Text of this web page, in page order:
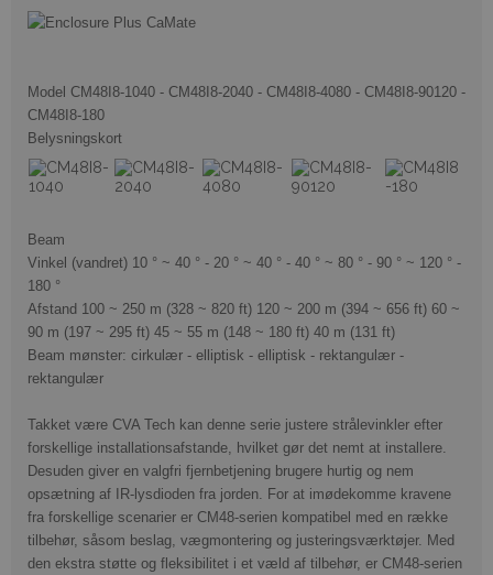
Model CM48I8-1040 - CM48I8-2040 - CM48I8-4080 - CM48I8-90120 -
CM48I8-180
Belysningskort
Beam
Vinkel (vandret) 10 ° ~ 40 ° - 20 ° ~ 40 ° - 40 ° ~ 80 ° - 90 ° ~ 120 ° -
180 °
Afstand 100 ~ 250 m (328 ~ 820 ft) 120 ~ 200 m (394 ~ 656 ft) 60 ~
90 m (197 ~ 295 ft) 45 ~ 55 m (148 ~ 180 ft) 40 m (131 ft)
Beam mønster: cirkulær - elliptisk - elliptisk - rektangulær -
rektangulær
Takket være CVA Tech kan denne serie justere strålevinkler efter
forskellige installationsafstande, hvilket gør det nemt at installere.
Desuden giver en valgfri fjernbetjening brugere hurtig og nem
opsætning af IR-lysdioden fra jorden. For at imødekomme kravene
fra forskellige scenarier er CM48-serien kompatibel med en række
tilbehør, såsom beslag, vægmontering og justeringsværktøjer. Med
den ekstra støtte og fleksibilitet i et væld af tilbehør, er CM48-serien